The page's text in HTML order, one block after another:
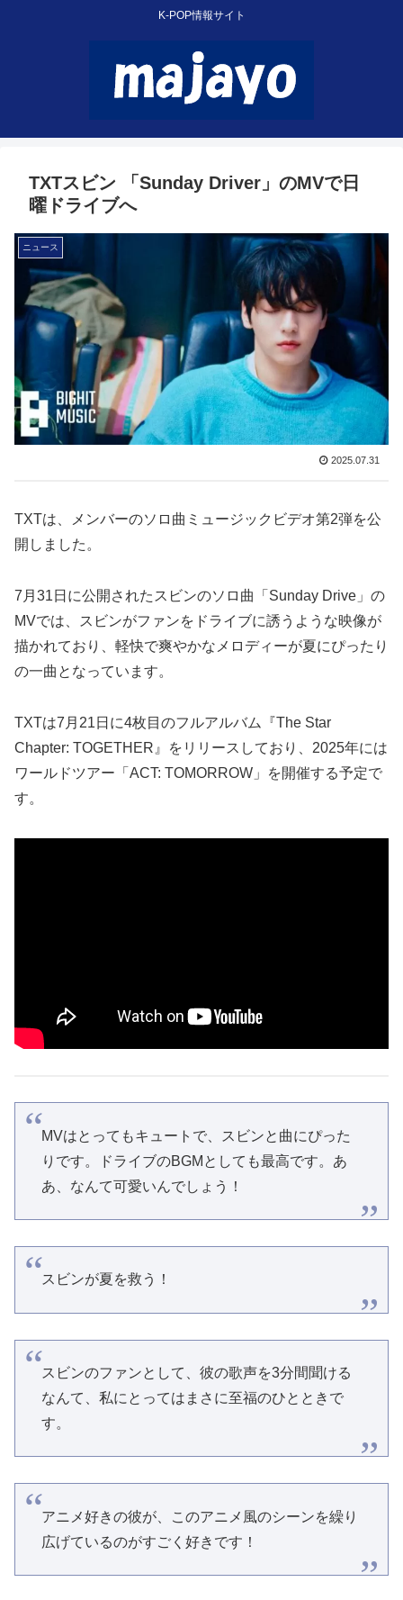
K-POP情報サイト
TXTスビン 「Sunday Driver」のMVで日
曜ドライブへ
ニュース
2025.07.31
TXTは、メンバーのソロ曲ミュージックビデオ第2弾を公
開しました。
7月31日に公開されたスビンのソロ曲「Sunday Drive」の
MVでは、スビンがファンをドライブに誘うような映像が
描かれており、軽快で爽やかなメロディーが夏にぴったり
の一曲となっています。
TXTは7月21日に4枚目のフルアルバム『The Star
Chapter: TOGETHER』をリリースしており、2025年には
ワールドツアー「ACT: TOMORROW」を開催する予定で
す。
MVはとってもキュートで、スビンと曲にぴった
りです。ドライブのBGMとしても最高です。あ
あ、なんて可愛いんでしょう！
スビンが夏を救う！
スビンのファンとして、彼の歌声を3分間聞ける
なんて、私にとってはまさに至福のひとときで
す。
アニメ好きの彼が、このアニメ風のシーンを繰り
広げているのがすごく好きです！